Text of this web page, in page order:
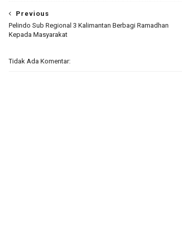
Previous
Pelindo Sub Regional 3 Kalimantan Berbagi Ramadhan
Kepada Masyarakat
Tidak Ada Komentar: